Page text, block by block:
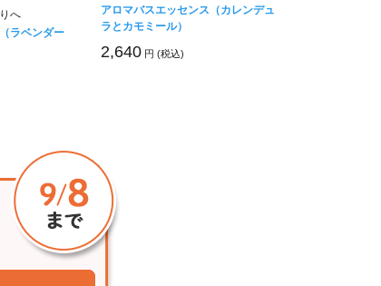
へ
ラベンダー
アロマバスエッセンス（カレンデュ
ラとカモミール）
2,640 円 (税込)